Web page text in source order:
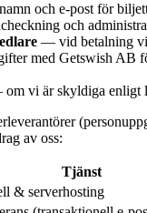
och e-post för
och
— vid betalning
med Getswish AB
vi är skyldiga enligt
av oss:
Tjänst
& serverhosting